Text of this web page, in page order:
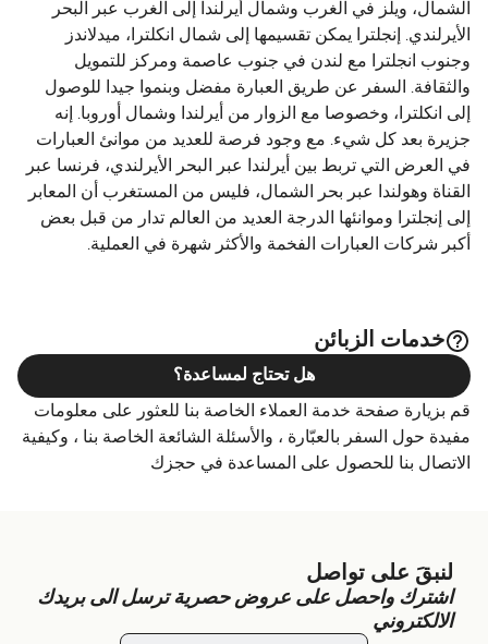
الشمال، ويلز في الغرب وشمال أيرلندا إلى الغرب عبر البحر
الأيرلندي. إنجلترا يمكن تقسيمها إلى شمال انكلترا، ميدلاندز
وجنوب انجلترا مع لندن في جنوب عاصمة ومركز للتمويل
والثقافة. السفر عن طريق العبارة مفضل وبنموا جيدا للوصول
إلى انكلترا، وخصوصا مع الزوار من أيرلندا وشمال أوروبا. إنه
جزيرة بعد كل شيء. مع وجود فرصة للعديد من موانئ العبارات
في العرض التي تربط بين أيرلندا عبر البحر الأيرلندي، فرنسا عبر
القناة وهولندا عبر بحر الشمال، فليس من المستغرب أن المعابر
إلى إنجلترا وموانئها الدرجة العديد من العالم تدار من قبل بعض
أكبر شركات العبارات الفخمة والأكثر شهرة في العملية.
خدمات الزبائن
قم بزيارة صفحة خدمة العملاء الخاصة بنا للعثور على معلومات
مفيدة حول السفر بالعبّارة ، والأسئلة الشائعة الخاصة بنا ، وكيفية
الاتصال بنا للحصول على المساعدة في حجزك
هل تحتاج لمساعدة؟
لنبقَ على تواصل
اشترك واحصل على عروض حصرية ترسل الى بريدك
الالكتروني